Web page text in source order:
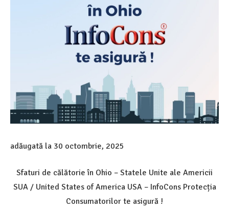
adăugată la 30 octombrie, 2025
Sfaturi de călătorie în Ohio – Statele Unite ale Americii
SUA / United States of America USA – InfoCons Protecția
Consumatorilor te asigură !